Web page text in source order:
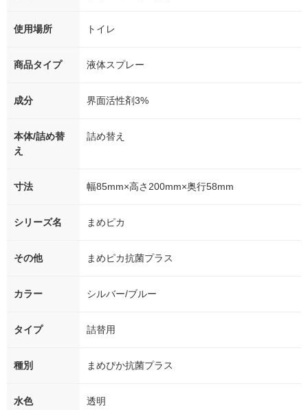
使用場所 トイレ
商品タイプ 液体スプレー
成分 界面活性剤3%
本体/詰め替
え
詰め替え
寸法 幅85mm×高さ200mm×奥行58mm
シリーズ名 まめピカ
その他 まめピカ抗菌プラス
カラー シルバー/ブルー
タイプ 詰替用
種別 まめぴか抗菌プラス
水色 透明